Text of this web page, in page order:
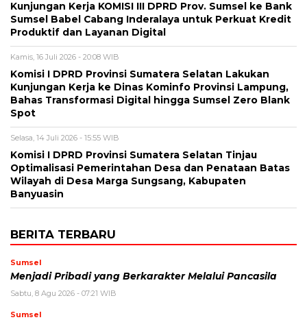
Kunjungan Kerja KOMISI III DPRD Prov. Sumsel ke Bank
Sumsel Babel Cabang Inderalaya untuk Perkuat Kredit
Produktif dan Layanan Digital
Kamis, 16 Juli 2026 - 20:08 WIB
Komisi I DPRD Provinsi Sumatera Selatan Lakukan
Kunjungan Kerja ke Dinas Kominfo Provinsi Lampung,
Bahas Transformasi Digital hingga Sumsel Zero Blank
Spot
Selasa, 14 Juli 2026 - 15:55 WIB
Komisi I DPRD Provinsi Sumatera Selatan Tinjau
Optimalisasi Pemerintahan Desa dan Penataan Batas
Wilayah di Desa Marga Sungsang, Kabupaten
Banyuasin
BERITA TERBARU
Sumsel
Menjadi Pribadi yang Berkarakter Melalui Pancasila
Sabtu, 8 Agu 2026 - 07:21 WIB
Sumsel